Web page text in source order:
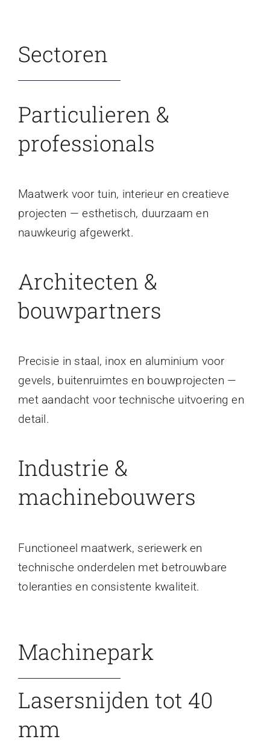
Sectoren
Particulieren &
professionals
Maatwerk voor tuin, interieur en creatieve
projecten — esthetisch, duurzaam en
nauwkeurig afgewerkt.
Architecten &
bouwpartners
Precisie in staal, inox en aluminium voor
gevels, buitenruimtes en bouwprojecten —
met aandacht voor technische uitvoering en
detail.
Industrie &
machinebouwers
Functioneel maatwerk, seriewerk en
technische onderdelen met betrouwbare
toleranties en consistente kwaliteit.
Machinepark
Lasersnijden tot 40
mm